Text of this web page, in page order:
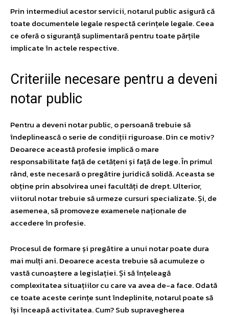
Prin intermediul acestor servicii, notarul public asigură că
toate documentele legale respectă cerințele legale. Ceea
ce oferă o siguranță suplimentară pentru toate părțile
implicate în actele respective.
Criteriile necesare pentru a deveni
notar public
Pentru a deveni notar public, o persoană trebuie să
îndeplinească o serie de condiții riguroase. Din ce motiv?
Deoarece această profesie implică o mare
responsabilitate față de cetățeni și față de lege. În primul
rând, este necesară o pregătire juridică solidă. Aceasta se
obține prin absolvirea unei facultăți de drept. Ulterior,
viitorul notar trebuie să urmeze cursuri specializate. Și, de
asemenea, să promoveze examenele naționale de
accedere în profesie.
Procesul de formare și pregătire a unui notar poate dura
mai mulți ani. Deoarece acesta trebuie să acumuleze o
vastă cunoaștere a legislației. Și să înțeleagă
complexitatea situațiilor cu care va avea de-a face. Odată
ce toate aceste cerințe sunt îndeplinite, notarul poate să
își înceapă activitatea. Cum? Sub supravegherea